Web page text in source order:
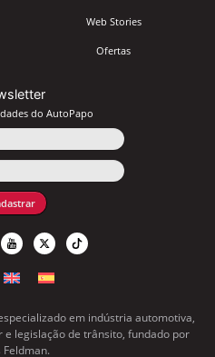
Web Stories
Ofertas
do AutoPapo
em indústria automotiva,
legislação de trânsito, fundado por
Feldman.